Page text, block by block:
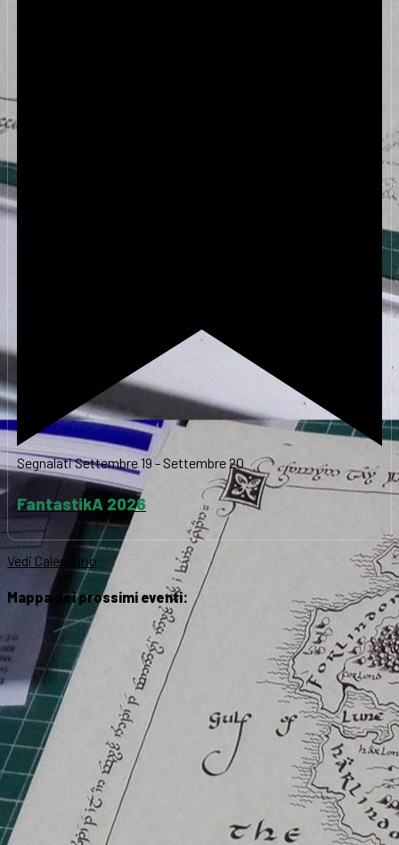
SegnalatiSettembre 19 - Settembre 20
FantastikA 2026
Vedi Calendario
Mappa dei prossimi eventi: